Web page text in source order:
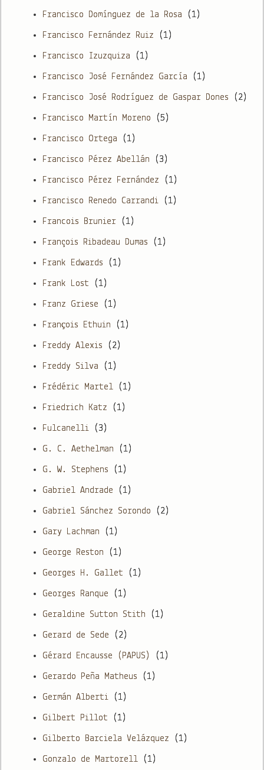
Francisco Domínguez de la Rosa (1)
Francisco Fernández Ruiz (1)
Francisco Izuzquiza (1)
Francisco José Fernández García (1)
Francisco José Rodríguez de Gaspar Dones (2)
Francisco Martín Moreno (5)
Francisco Ortega (1)
Francisco Pérez Abellán (3)
Francisco Pérez Fernández (1)
Francisco Renedo Carrandi (1)
Francois Brunier (1)
François Ribadeau Dumas (1)
Frank Edwards (1)
Frank Lost (1)
Franz Griese (1)
Franҫois Ethuin (1)
Freddy Alexis (2)
Freddy Silva (1)
Frédéric Martel (1)
Friedrich Katz (1)
Fulcanelli (3)
G. C. Aethelman (1)
G. W. Stephens (1)
Gabriel Andrade (1)
Gabriel Sánchez Sorondo (2)
Gary Lachman (1)
George Reston (1)
Georges H. Gallet (1)
Georges Ranque (1)
Geraldine Sutton Stith (1)
Gerard de Sede (2)
Gérard Encausse (PAPUS) (1)
Gerardo Peña Matheus (1)
Germán Alberti (1)
Gilbert Pillot (1)
Gilberto Barciela Velázquez (1)
Gonzalo de Martorell (1)